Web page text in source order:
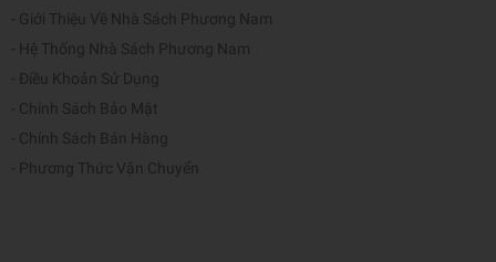
Giới Thiệu Về Nhà Sách Phương Nam
Hệ Thống Nhà Sách Phương Nam
Điều Khoản Sử Dụng
Chính Sách Bảo Mật
Chính Sách Bán Hàng
Phương Thức Vận Chuyển